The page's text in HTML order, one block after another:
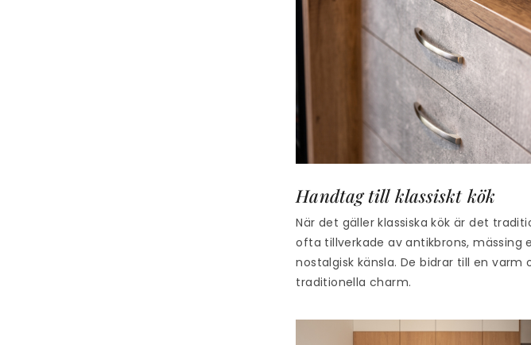
Handtag till klassiskt kök
När det gäller klassiska kök är det
ofta tillverkade av antikbrons,
nostalgisk känsla. De bidrar till en
traditionella charm.